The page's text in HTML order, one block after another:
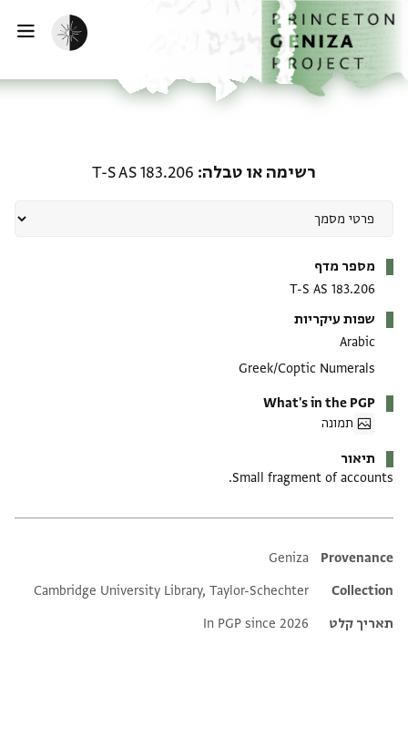
לתוכןהבית
הפעלת מצב כהה
רשימה או טבלה T-S AS 183.206
מספר מדף
T-S AS 183.206
שפות עיקריות
Arabic
Greek/Coptic Numerals
What's in the PGP
תמונה
תיאור
Small fragment of accounts.
Additional metadata
Provenance
Geniza
Collection
Cambridge University Library, Taylor-Schechter
תאריך קלט
In PGP since 2026